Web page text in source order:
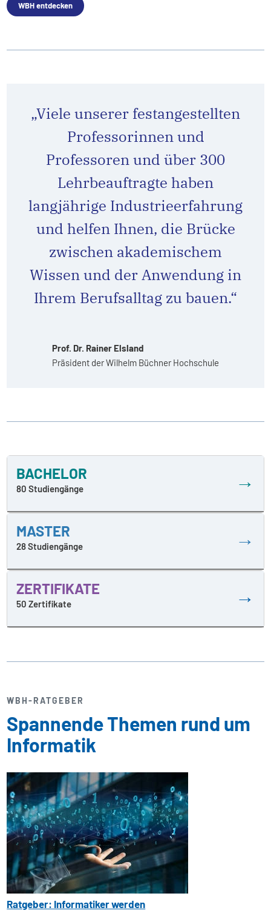
WBH entdecken
„Viele unserer festangestellten
Professorinnen und
Professoren und über 300
Lehrbeauftragte haben
langjährige Industrieerfahrung
und helfen Ihnen, die Brücke
zwischen akademischem
Wissen und der Anwendung in
Ihrem Berufsalltag zu bauen.“
Prof. Dr. Rainer Elsland
Präsident der Wilhelm Büchner Hochschule
BACHELOR
80 Studiengänge →
MASTER
28 Studiengänge →
ZERTIFIKATE
50 Zertifikate →
WBH-RATGEBER
Spannende Themen rund um
Informatik
Ratgeber: Informatiker werden